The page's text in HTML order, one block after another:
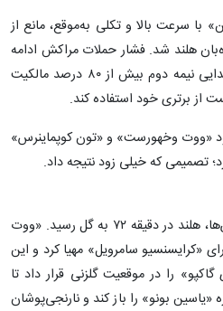
ده فن» با سرعت بالا و تکلی به‌موقع، مانع از
هلند شد. فشار حملات مراکش ادامه
داشت و این تیم در ۱۵ دقیقه ابتدایی نیمه دوم بیش از ۸۰ درصد مالکیت
از برتری خود استفاده کند.
در دقیقه ۷۱ با ورود «ووت وخهورست» و «تون کوپماینرس»
تصمیمی که خیلی زود نتیجه داد.
تنها یک دقیقه پس از این تعویض‌ها، هلند در دقیقه ۷۲ به گل رسید. «ووت
«کرایسنسیو سامرویل» مهیا کرد و این
را در موقعیت گلزنی قرار داد تا
«یاسین بونو» را باز کند و نارنجی‌پوشان